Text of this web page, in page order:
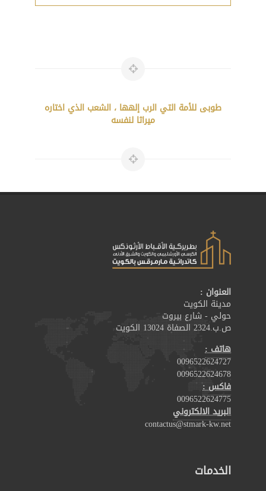
طوبى للأمة التي الرب إلهها ، الشعب الذي اختاره
ميراثا لنفسه
العنوان :
مدينة الكويت
حولي - شارع بيروت
ص.ب.2324 الصفاة 13024 الكويت
هاتف :
0096522624727
0096522624678
فاكس :
0096522624775
البريد الالكتروني
contactus@stmark-kw.net
الخدمات